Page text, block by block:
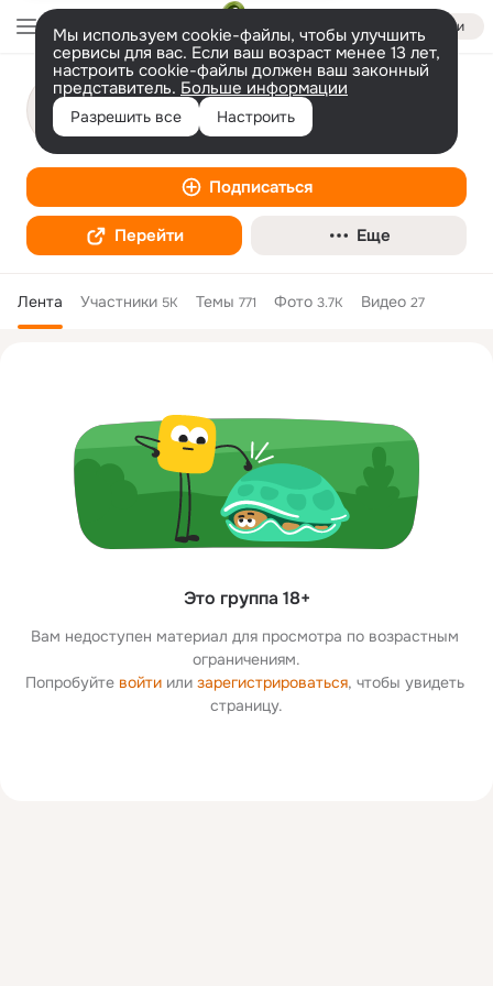
Войти
Мы используем cookie-файлы, чтобы улучшить
сервисы для вас. Если ваш возраст менее 13 лет,
настроить cookie-файлы должен ваш законный
представитель. Больше информации
Разрешить все Настроить
Насилию.Нет
Благотворительная организация
Подписаться
Перейти Еще
Лента Участники 5K Темы 771 Фото 3.7K Видео 27
Это группа 18+
Вам недоступен материал для просмотра по возрастным
ограничениям.
Попробуйте войти или зарегистрироваться, чтобы увидеть
страницу.